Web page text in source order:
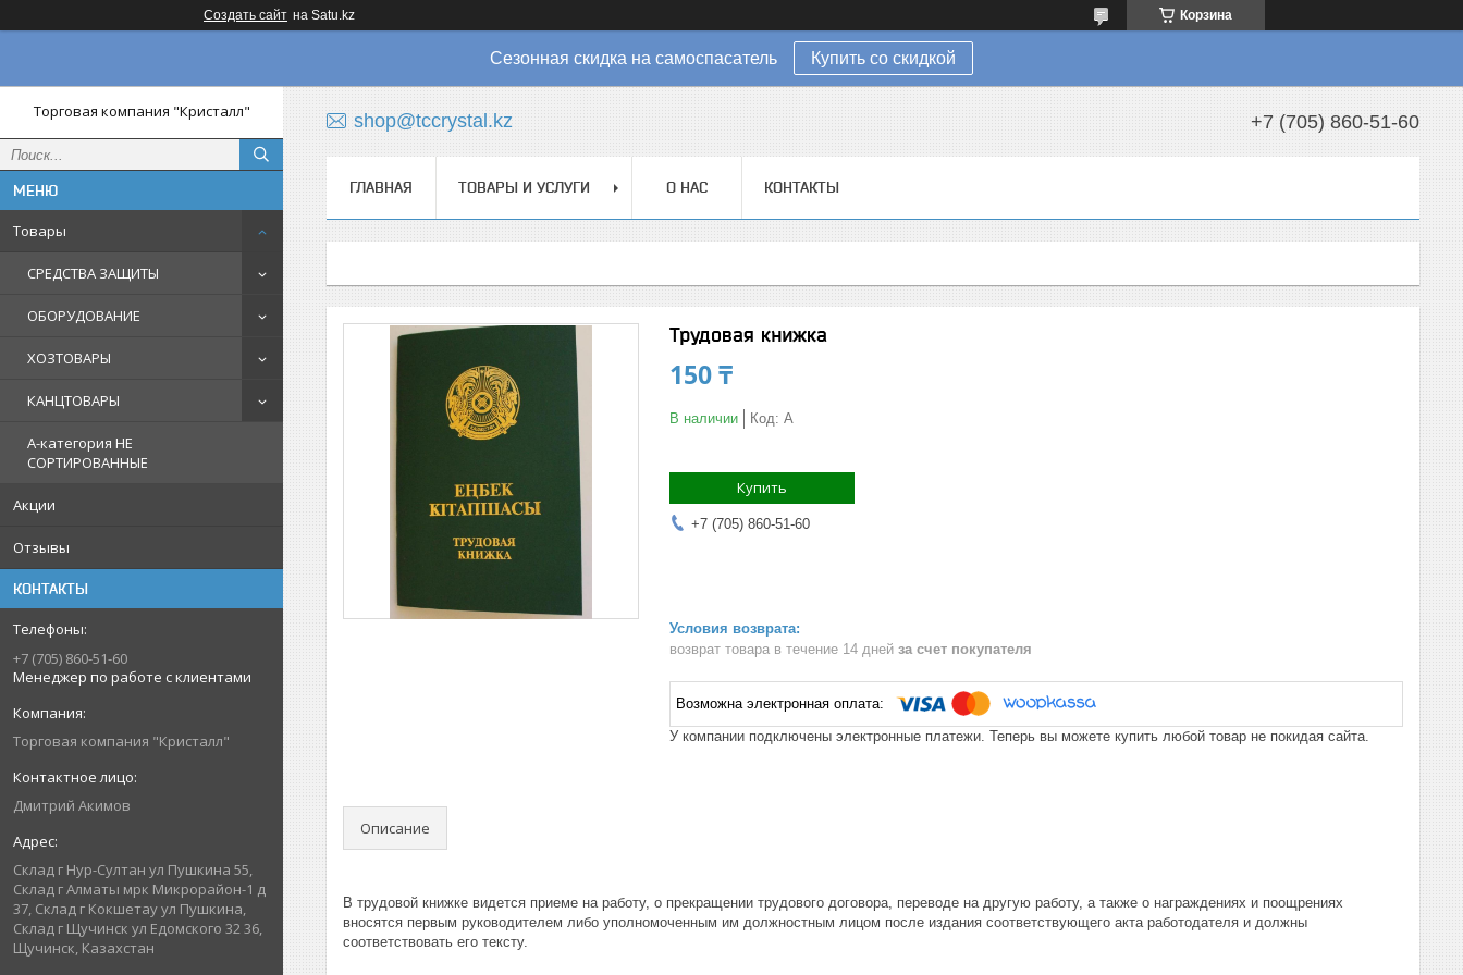
Создать сайт на Satu.kz Корзина
Сезонная скидка на самоспасатель Купить со скидкой
Торговая компания "Кристалл"
Товары
СРЕДСТВА ЗАЩИТЫ
ОБОРУДОВАНИЕ
ХОЗТОВАРЫ
КАНЦТОВАРЫ
A-категория НЕ
СОРТИРОВАННЫЕ
Акции
Отзывы
КОНТАКТЫ
+7 (705) 860-51-60
Менеджер по работе с клиентами
Торговая компания "Кристалл"
Дмитрий Акимов
Склад г Нур-Султан ул Пушкина 55,
Склад г Алматы мрк Микрорайон-1 д
37, Склад г Кокшетау ул Пушкина,
Склад г Щучинск ул Едомского 32 36,
Щучинск, Казахстан
shop@tccrystal.kz +7 (705) 860-51-60
ГЛАВНАЯ ТОВАРЫ И УСЛУГИ О НАС КОНТАКТЫ
Трудовая книжка
150 ₸
В наличии Код: А
Купить
+7 (705) 860-51-60
возврат товара в течение 14 дней за счет покупателя
У компании подключены электронные платежи. Теперь вы можете купить любой товар не покидая сайта.
Описание
В трудовой книжке видется приеме на работу, о прекращении трудового договора, переводе на другую работу, а также о награждениях и поощрениях
вносятся первым руководителем либо уполномоченным им должностным лицом после издания соответствующего акта работодателя и должны
соответствовать его тексту.